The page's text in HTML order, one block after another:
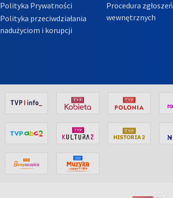
Polityka Prywatności
Polityka przeciwdziałania
nadużyciom i korupcji
Procedura zgłoszeń
wewnętrznych